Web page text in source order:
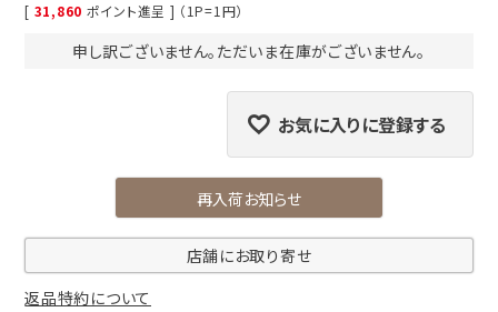
[ 31,860 ポイント進呈 ] （1P=1円）
申し訳ございません。ただいま在庫がございません。
お気に入りに登録する
再入荷お知らせ
店舗にお取り寄せ
返品特約について